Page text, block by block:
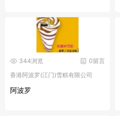
0留言
344浏览
香港阿波罗(江门)雪糕有限公司
阿波罗